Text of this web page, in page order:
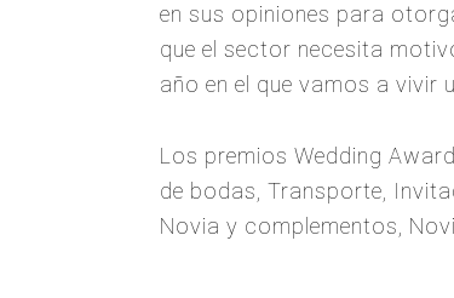
en sus opiniones para
que el sector necesita
año en el que vamos a vivir
Los premios Wedding
de bodas, Transporte,
Novia y complementos,